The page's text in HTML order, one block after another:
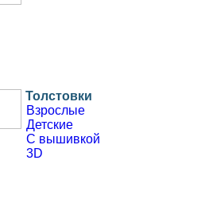
Толстовки
Взрослые
Детские
С вышивкой
3D